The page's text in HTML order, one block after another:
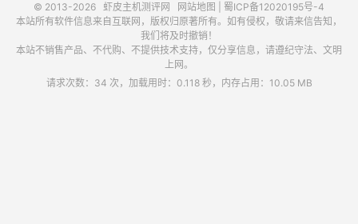
© 2013-2026 虾皮主机测评网 网站地图
蜀ICP备12020195号-4
本站所有软件信息来自互联网，版权归原著所有。如有侵权，敬请来信告知，
我们将及时撤销！
本站不销售产品、不代购、不提供技术支持，仅分享信息，请遵纪守法、文明
上网。
请求次数：34 次，加载用时：0.118 秒，内存占用：10.05 MB